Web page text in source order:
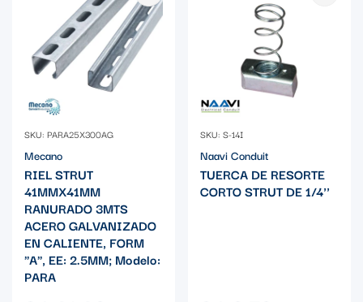
SKU: PARA25X300AG
Mecano
RIEL STRUT
41MMX41MM
RANURADO 3MTS
ACERO GALVANIZADO
EN CALIENTE, FORM
"A", EE: 2.5MM; Modelo:
PARA
SKU: S-14I
Naavi Conduit
TUERCA DE RESORTE
CORTO STRUT DE 1/4''